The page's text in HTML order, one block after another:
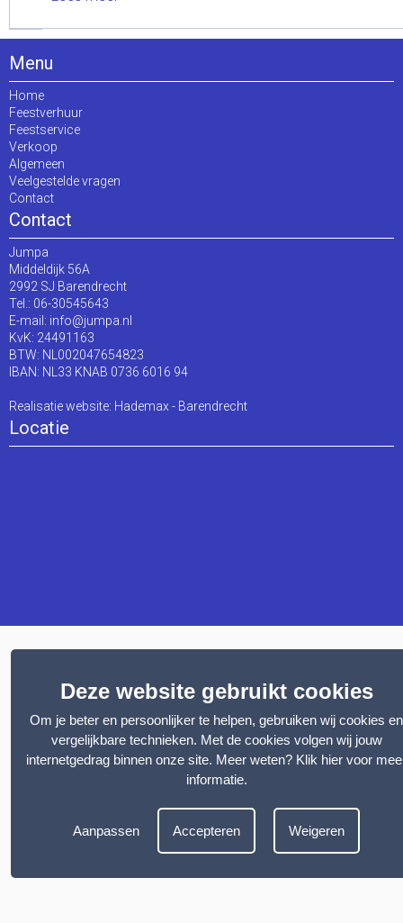
Menu
Home
Feestverhuur
Feestservice
Verkoop
Algemeen
Veelgestelde vragen
Contact
Contact
Jumpa
Middeldijk 56A
2992 SJ Barendrecht
Tel.: 06-30545643
E-mail: info@jumpa.nl
KvK: 24491163
BTW: NL002047654823
IBAN: NL33 KNAB 0736 6016 94
Realisatie website: Hademax - Barendrecht
Locatie
Deze website gebruikt cookies
Om je beter en persoonlijker te helpen, gebruiken wij cookies en
vergelijkbare technieken. Met de cookies volgen wij jouw
internetgedrag binnen onze site. Meer weten? Klik hier voor
informatie.
Aanpassen Accepteren Weigeren